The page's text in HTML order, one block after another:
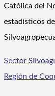
Católica del
estadísticos
Sector
Región de